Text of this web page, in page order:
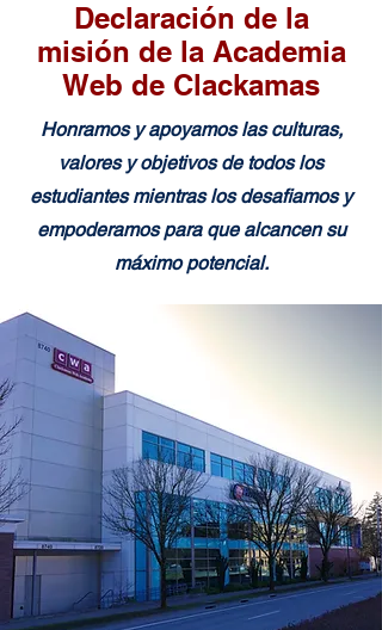
Declaración de la
misión de la Academia
Web de Clackamas
Honramos y apoyamos las culturas,
valores y objetivos de todos los
estudiantes mientras los desafiamos y
empoderamos para que alcancen su
máximo potencial.